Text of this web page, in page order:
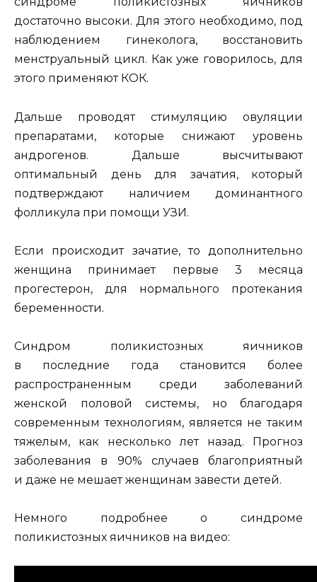
достаточно высоки. Для этого необходимо, под
наблюдением гинеколога, восстановить
менструальный цикл. Как уже говорилось, для
этого применяют КОК.
Дальше проводят стимуляцию овуляции
препаратами, которые снижают уровень
андрогенов. Дальше высчитывают
оптимальный день для зачатия, который
подтверждают наличием доминантного
фолликула при помощи УЗИ.
Если происходит зачатие, то дополнительно
женщина принимает первые 3 месяца
прогестерон, для нормального протекания
беременности.
Синдром поликистозных яичников
в последние года становится более
распространенным среди заболеваний
женской половой системы, но благодаря
современным технологиям, является не таким
тяжелым, как несколько лет назад. Прогноз
заболевания в 90% случаев благоприятный
и даже не мешает женщинам завести детей.
Немного подробнее о синдроме
поликистозных яичников на видео: